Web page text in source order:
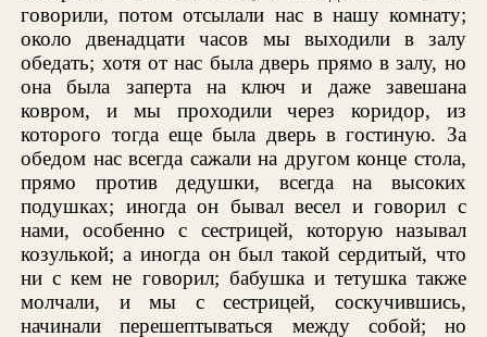
говорили, потом отсылали нас в нашу комнату;
около двенадцати часов мы выходили в залу
обедать; хотя от нас была дверь прямо в залу, но
она была заперта на ключ и даже завешана
ковром, и мы проходили через коридор, из
которого тогда еще была дверь в гостиную. За
обедом нас всегда сажали на другом конце стола,
прямо против дедушки, всегда на высоких
подушках; иногда он бывал весел и говорил с
нами, особенно с сестрицей, которую называл
козулькой; а иногда он был такой сердитый, что
ни с кем не говорил; бабушка и тетушка также
молчали, и мы с сестрицей, соскучившись,
начинали перешептываться между собой; но